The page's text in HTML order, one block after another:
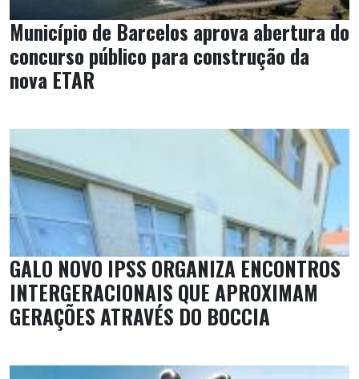
Município de Barcelos aprova abertura do
concurso público para construção da
nova ETAR
GALO NOVO IPSS ORGANIZA ENCONTROS
INTERGERACIONAIS QUE APROXIMAM
GERAÇÕES ATRAVÉS DO BOCCIA